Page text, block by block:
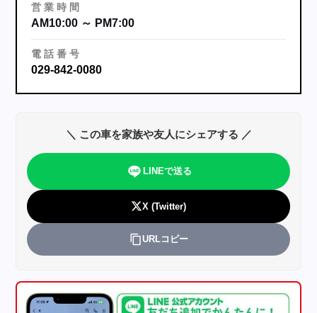
営 業 時 間
AM10:00 ～ PM7:00
電 話 番 号
029-842-0080
＼ この車を家族や友人にシェアする ／
LINEで送る
X (Twitter)
URLコピー